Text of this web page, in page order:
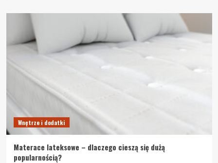
Wnętrze i dodatki
Materace lateksowe – dlaczego cieszą się dużą
popularnością?